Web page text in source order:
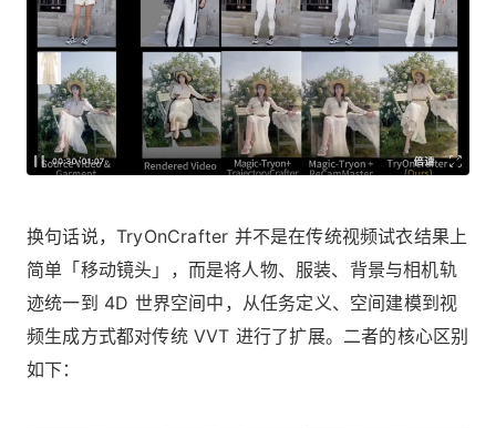
换句话说，TryOnCrafter 并不是在传统视频试衣结果上
简单「移动镜头」，而是将人物、服装、背景与相机轨
迹统一到 4D 世界空间中，从任务定义、空间建模到视
频生成方式都对传统 VVT 进行了扩展。二者的核心区别
如下：